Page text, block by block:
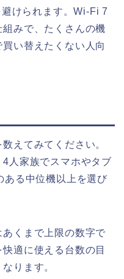
けられます。Wi-Fi 7
みで、たくさんの機
い替えたくない人向
えてみてください。
人家族でスマホやタブ
ある中位機以上を選び
くまで上限の数字で
適に使える台数の目
ります。